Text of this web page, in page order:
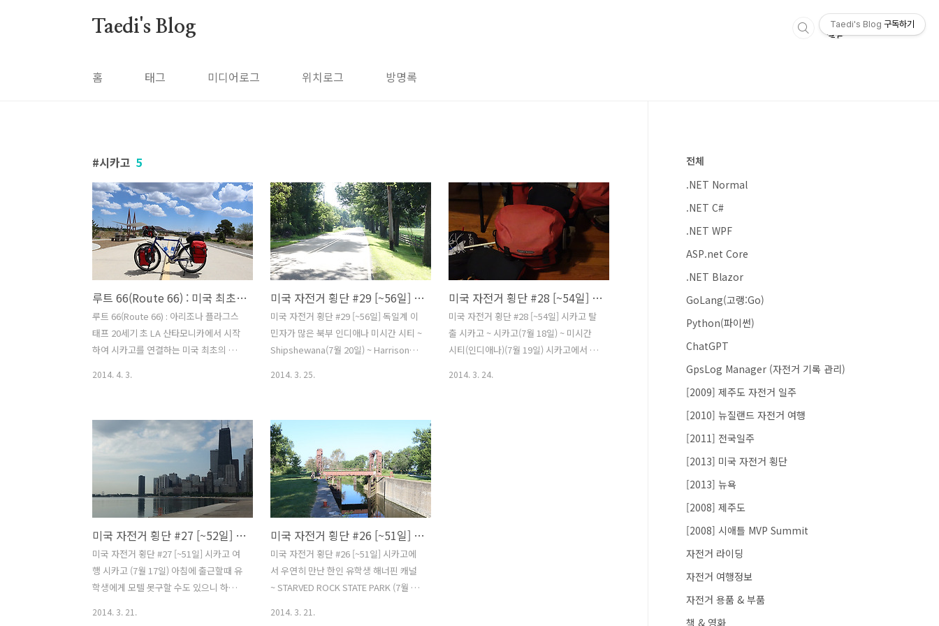
Taedi's Blog
홈 태그 미디어로그 위치로그 방명록
시카고 5
루트 66(Route 66) : 미국 최초의 대륙횡단 고속도로
루트 66(Route 66) : 아리조나 플라그스
태프 20세기 초 LA 산타모니카에서 시작
하여 시카고를 연결하는 미국 최초의 대
1930년대 미국 대공황때 수 많은 사람들
이 이길을 따라 서부로 새로운 기회를 찾
아 떠났다. 출처 : Google 지금은 수 많은
도로들이 동서로 연결되고 루트 66의 명
성은 점차 역사의 뒤안길로 잊혀지고 있
다. 하지만 옛 루트 66을 따라 번성하였던
마을들은 루트 66의 역사를 관광상품으로
만들어 과거의 영광을 되찾으려 노력을
하고 있다.
2014. 4. 3.
미국 자전거 횡단 #29 [~56일] 독일계 이민자가 많은 북부 인디애나
미국 자전거 횡단 #29 [~56일] 독일계 이
민자가 많은 북부 인디애나 미시간 시티 ~
Shipshewana(7월 20일) ~ Harrison
후부터는 농가 지역이 나왔는데 이곳부터
는 백인이 많이 거주하는 지역이다. 갑자
기 GPS가 꺼져 버렸다 배터리를 새것으
로 넣은 줄 알았는데 그게 아닌것 같았다.
배터리를 교체하려고 커버를 여는 순간
안에 있던 메모리 카드가 풀숲으로 날아
가 버렸다. 이거 갑자기 앞이 노래진다. 메
모리 카드가 없어도 GPS로그는 기록이
되지만 지도를 볼 수 없기 때문에 눈 뜬 장
님이 된것이나 마찬가지다. 이리저리 찾
아봤지만 눈에 보이질 않았다. 검..
2014. 3. 25.
미국 자전거 횡단 #28 [~54일] 시카고 탈출 (시카고, 미시간시티)
미국 자전거 횡단 #28 [~54일] 시카고 탈
출 시카고 ~ 시카고(7월 18일) ~ 미시간
시티(인디애나)(7월 19일) 시카고에서 이
2014. 3. 24.
미국 자전거 횡단 #27 [~52일] 시카고 여행
미국 자전거 횡단 #27 [~51일] 시카고 여
행 시카고 (7월 17일) 아침에 출근할때 유
학생에게 모텔 못구할 수도 있으니 하루
2014. 3. 21.
미국 자전거 횡단 #26 [~51일] 시카고에서 우연히 만난 한인 유학생 (줄리엣, 시카고)
미국 자전거 횡단 #26 [~51일] 시카고에
서 우연히 만난 한인 유학생 해너핀 캐널
~ STARVED ROCK STATE PARK (7월 14
2014. 3. 21.
전체
.NET Normal
.NET C#
.NET WPF
ASP.net Core
.NET Blazor
GoLang(고랭:Go)
Python(파이썬)
ChatGPT
GpsLog Manager (자전거 기록 관리)
[2009] 제주도 자전거 일주
[2010] 뉴질랜드 자전거 여행
[2011] 전국일주
[2013] 미국 자전거 횡단
[2013] 뉴욕
[2008] 제주도
[2008] 시애틀 MVP Summit
자전거 라이딩
자전거 여행정보
자전거 용품 & 부품
책 & 영화
Taedi's Blog 구독하기